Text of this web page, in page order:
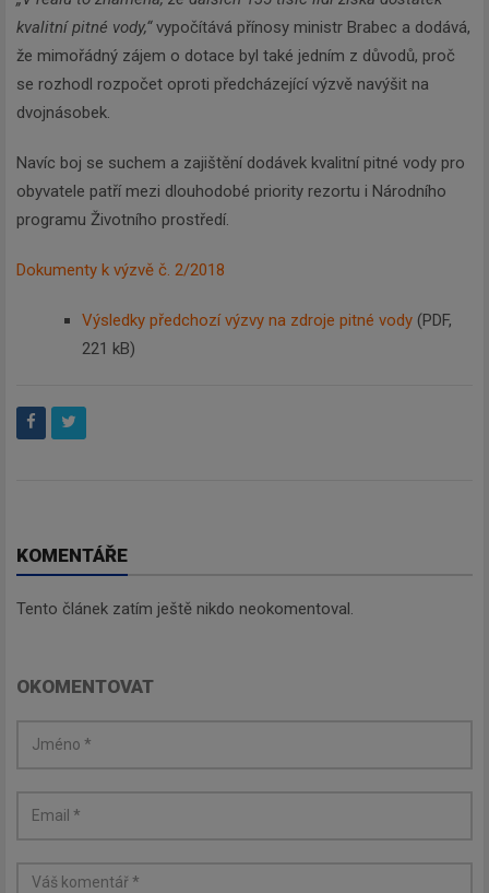
kvalitní pitné vody,“vypočítává přínosy ministr Brabec a dodává,
že mimořádný zájem o dotace byl také jedním z důvodů, proč
se rozhodl rozpočet oproti předcházející výzvě navýšit na
dvojnásobek.
Navíc boj se suchem a zajištění dodávek kvalitní pitné vody pro
obyvatele patří mezi dlouhodobé priority rezortu i Národního
programu Životního prostředí.
Dokumenty k výzvě č. 2/2018
Výsledky předchozí výzvy na zdroje pitné vody (PDF,
221 kB)
KOMENTÁŘE
Tento článek zatím ještě nikdo neokomentoval.
OKOMENTOVAT